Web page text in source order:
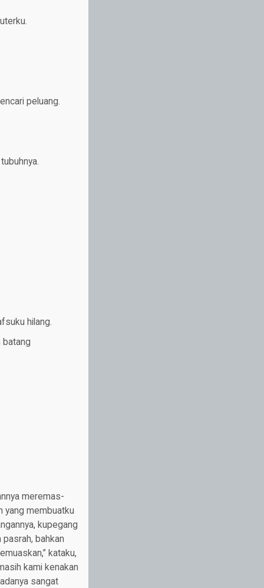
peluang.
hilang.
batang
meremas-
yang membuatku
kupegang
bahkan
kataku,
kami kenakan
sangat